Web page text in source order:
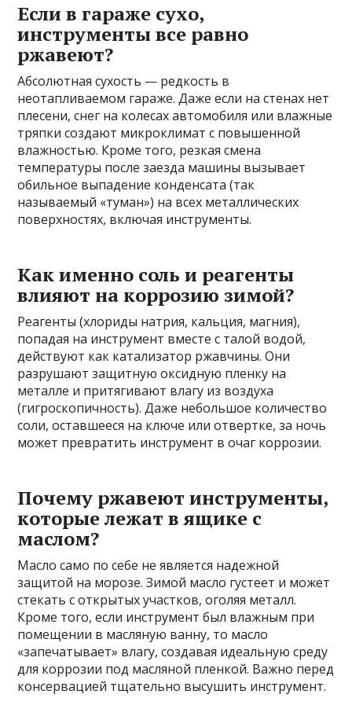
Если в гараже сухо,
инструменты все равно
ржавеют?
Абсолютная сухость — редкость в
неотапливаемом гараже. Даже если на стенах нет
плесени, снег на колесах автомобиля или влажные
тряпки создают микроклимат с повышенной
влажностью. Кроме того, резкая смена
температуры после заезда машины вызывает
обильное выпадение конденсата (так
называемый «туман») на всех металлических
поверхностях, включая инструменты.
Как именно соль и реагенты
влияют на коррозию зимой?
Реагенты (хлориды натрия, кальция, магния),
попадая на инструмент вместе с талой водой,
действуют как катализатор ржавчины. Они
разрушают защитную оксидную пленку на
металле и притягивают влагу из воздуха
(гигроскопичность). Даже небольшое количество
соли, оставшееся на ключе или отвертке, за ночь
может превратить инструмент в очаг коррозии.
Почему ржавеют инструменты,
которые лежат в ящике с
маслом?
Масло само по себе не является надежной
защитой на морозе. Зимой масло густеет и может
стекать с открытых участков, оголяя металл.
Кроме того, если инструмент был влажным при
помещении в масляную ванну, то масло
«запечатывает» влагу, создавая идеальную среду
для коррозии под масляной пленкой. Важно перед
консервацией тщательно высушить инструмент.